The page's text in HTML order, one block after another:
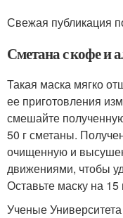
Свежая публикация
Сметана с кофе и
Такая маска мягко
ее приготовления
смешайте
50 г сметаны.
очищенную и
движениями, чтобы
Оставьте маску на
Ученые